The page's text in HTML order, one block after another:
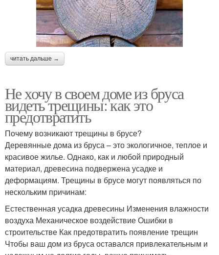
читать дальше →
Не хочу в своем доме из бруса
видеть трещины: как это
предотвратить
Почему возникают трещины в брусе?
Деревянные дома из бруса – это экологичное, теплое и
красивое жилье. Однако, как и любой природный
материал, древесина подвержена усадке и
деформациям. Трещины в брусе могут появляться по
нескольким причинам:
Естественная усадка древесины Изменения влажности
воздуха Механическое воздействие Ошибки в
строительстве Как предотвратить появление трещин
Чтобы ваш дом из бруса оставался привлекательным и